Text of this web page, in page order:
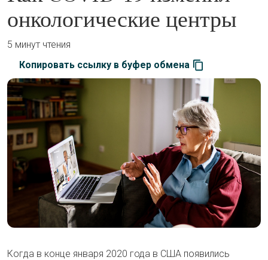
онкологические центры
5 минут чтения
Копировать ссылку в буфер обмена
Когда в конце января 2020 года в США появились